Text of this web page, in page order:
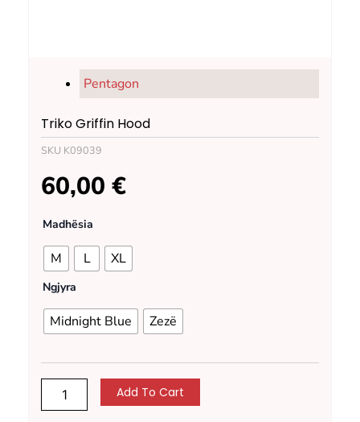
Pentagon
Triko Griffin Hood
SKU K09039
60,00 €
Madhësia
M L XL
Ngjyra
Midnight Blue Zezë
Triko
Griffin
Hood
quantity
Add To Cart